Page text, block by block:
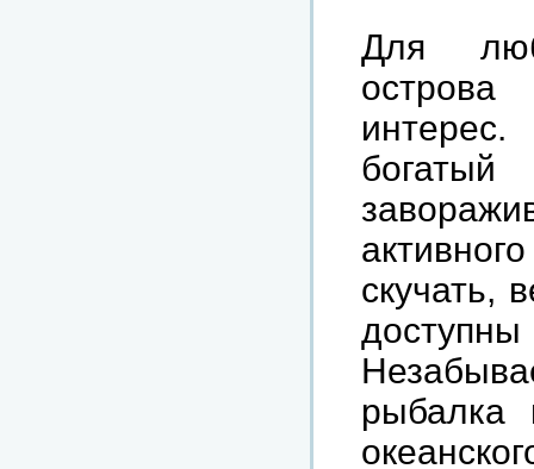
Для
острова
интерес
богатый
активного
скучать,
доступны
рыбалка